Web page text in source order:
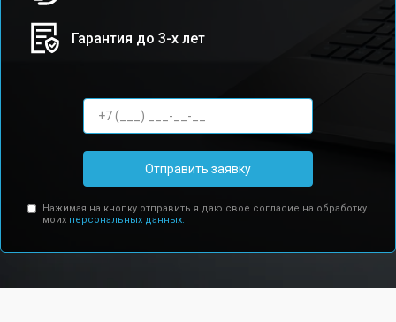
Гарантия до 3-х лет
Отправить заявку
Нажимая на кнопку отправить я даю свое согласие на обработку
моих персональных данных.